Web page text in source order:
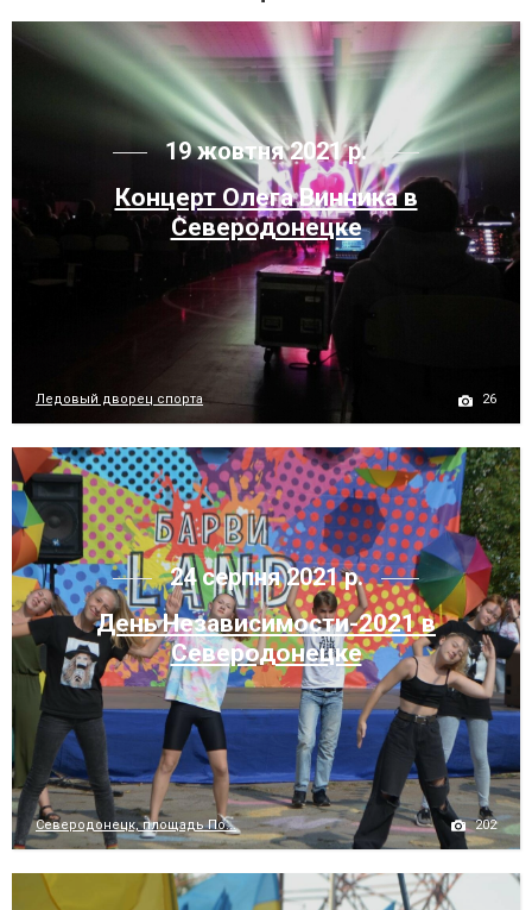
19 жовтня 2021 р.
Концерт Олега Винника в
Северодонецке
Ледовый дворец спорта 26
24 серпня 2021 р.
День Независимости-2021 в
Северодонецке
Северодонецк, площадь По... 202